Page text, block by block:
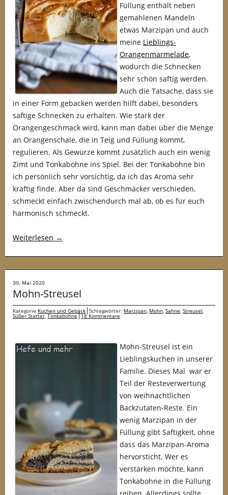
Füllung enthält neben
gemahlenen Mandeln
etwas Marzipan und auch
meine Lieblings-
Orangenmarmelade,
wodurch die Schnecken
sehr schön saftig werden.
Auch die Tatsache, dass sie
in einer Form gebacken werden hilft dabei, besonders
saftige Schnecken zu erhalten. Wie stark der
Orangengeschmack wird, kann man dabei über die Menge
an Orangenschale, die in Teig und Füllung kommt,
regulieren. Als Gewürze kommt zusätzlich auch ein wenig
Zimt und Tonkabohne ins Spiel. Bei der Tonkabohne bin
ich persönlich sehr vorsichtig, da ich das Aroma sehr
kräftig finde. Aber da sind Geschmäcker verschieden,
schmeckt einfach zwischendurch mal ab, ob es für euch
harmonisch schmeckt.
Weiterlesen →
30. Mai 2020
Mohn-Streusel
Kategorie Kuchen und Gebäck Schlagwörter: Marzipan, Mohn, Sahne, Streusel,
Süßer Starter,Tonkabohne 18 Kommentare
Mohn-Streusel ist ein
Lieblingskuchen in unserer
Familie. Dieses Mal war er
Teil der Resteverwertung
von weihnachtlichen
Backzutaten-Reste. Ein
wenig Marzipan in der
Füllung gibt Saftigkeit, ohne
dass das Marzipan-Aroma
hervorsticht. Wer es
verstärken möchte, kann
Tonkabohne in die Füllung